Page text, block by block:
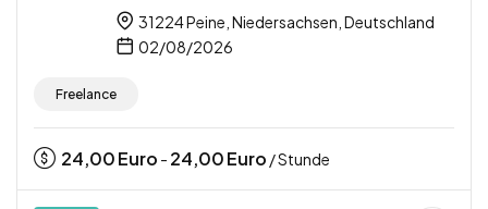
31224 Peine, Niedersachsen, Deutschland
02/08/2026
Freelance
24,00Euro - 24,00Euro / Stunde